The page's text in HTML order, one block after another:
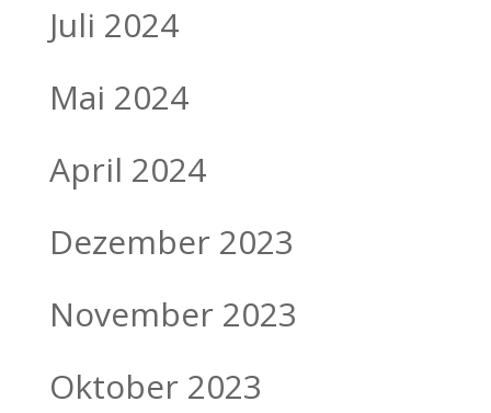
Juli 2024
Mai 2024
April 2024
Dezember 2023
November 2023
Oktober 2023